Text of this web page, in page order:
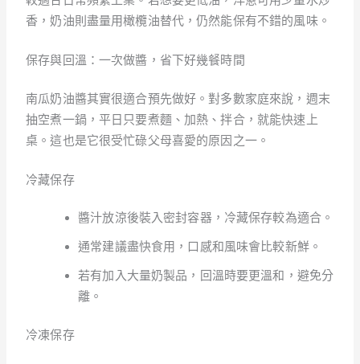
香，奶油則盡量用橄欖油替代，仍然能保有不錯的風味。
保存與回溫：一次做醬，省下好幾餐時間
南瓜奶油醬其實很適合預先做好。對多數家庭來說，週末
抽空煮一鍋，平日只要煮麵、加熱、拌合，就能快速上
桌。這也是它很受忙碌父母喜愛的原因之一。
冷藏保存
醬汁放涼後裝入密封容器，冷藏保存較為適合。
通常建議盡快食用，口感和風味會比較新鮮。
若有加入大量奶製品，回溫時要更溫和，避免分
離。
冷凍保存